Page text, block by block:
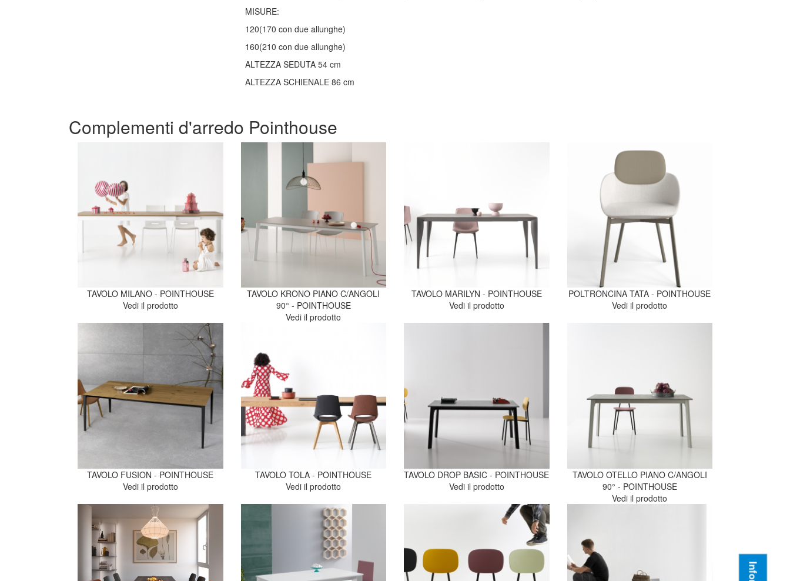
MISURE:
120(170 con due allunghe)
160(210 con due allunghe)
ALTEZZA SEDUTA 54 cm
ALTEZZA SCHIENALE 86 cm
Complementi d'arredo Pointhouse
TAVOLO MILANO - POINTHOUSE
Vedi il prodotto
TAVOLO KRONO PIANO C/ANGOLI
90° - POINTHOUSE
Vedi il prodotto
TAVOLO MARILYN - POINTHOUSE
Vedi il prodotto
POLTRONCINA TATA - POINTHOUSE
Vedi il prodotto
TAVOLO FUSION - POINTHOUSE
Vedi il prodotto
TAVOLO TOLA - POINTHOUSE
Vedi il prodotto
TAVOLO DROP BASIC - POINTHOUSE
Vedi il prodotto
TAVOLO OTELLO PIANO C/ANGOLI
90° - POINTHOUSE
Vedi il prodotto